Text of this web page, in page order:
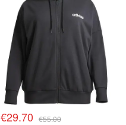
€29.70 €55.00